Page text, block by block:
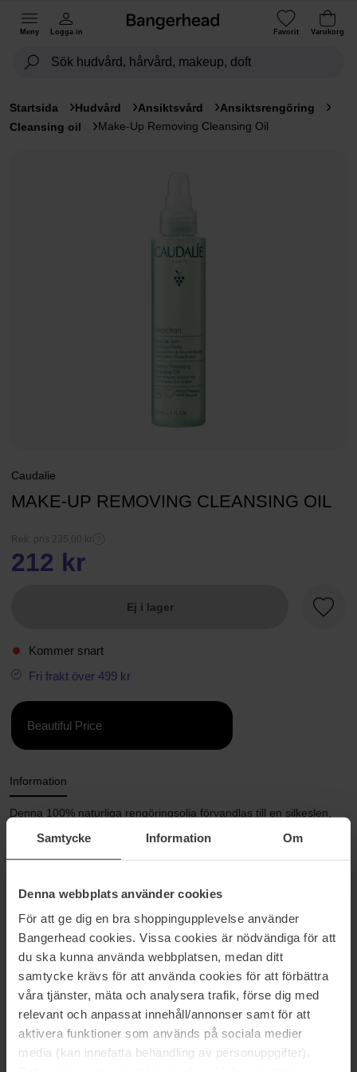
Samtycke Information Om
Denna webbplats använder cookies
För att ge dig en bra shoppingupplevelse använder
Bangerhead cookies. Vissa cookies är nödvändiga för att
du ska kunna använda webbplatsen, medan ditt
samtycke krävs för att använda cookies för att förbättra
våra tjänster, mäta och analysera trafik, förse dig med
relevant och anpassat innehåll/annonser samt för att
aktivera funktioner som används på sociala medier
media (kan innefatta behandling av personuppgifter).
Meny Logga in Favorit Varukorg
Startsida Hudvård Ansiktsvård
Ansiktsrengöring
Cleansing oil
Make-Up Removing Cleansing Oil
Caudalie
MAKE-UP REMOVING CLEANSING OIL
Rek. pris 235,00 kr
212 kr
Ej i lager
Kommer snart
Fri frakt över 499 kr
Beautiful Price
Information
Denna 100% naturliga rengöringsolja förvandlas till en silkeslen,
makeupen och vattenfast ögonmakeup.
Passar alla hudtyper.
Ta 2-3 pump och värm upp i händerna. Massera in på torr hud och
lös upp makeupen. Tillsätt sedan vatten och massera ytterligare
ljummet vatten.
Storlek: 150 ml
Artikelnummer: 203044
Kategorier: